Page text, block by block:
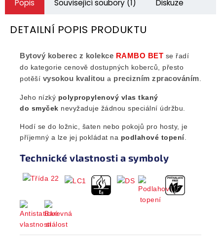
Popis Související soubory (1) Diskuze
DETAILNÍ POPIS PRODUKTU
Bytový koberec z kolekce RAMBO BET se řadí
do kategorie cenově dostupných koberců, přesto
potěší vysokou kvalitou a precizním zpracováním
Jeho nízký polypropylenový vlas tkaný
do smyček nevyžaduje žádnou speciální údržbu.
Hodí se do ložnic, šaten nebo pokojů pro hosty, je
příjemný a lze jej pokládat na podlahové topení.
Technické vlastnosti a symboly